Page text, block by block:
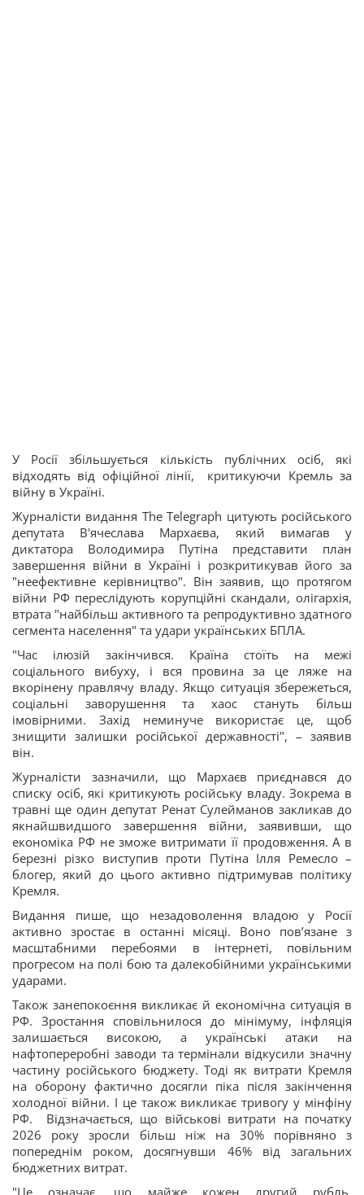
У Росії збільшується кількість публічних осіб, які
відходять від офіційної лінії, критикуючи Кремль за
війну в Україні.
Журналісти видання The Telegraph цитують російського
депутата В'ячеслава Мархаєва, який вимагав у
диктатора Володимира Путіна представити план
завершення війни в Україні і розкритикував його за
"неефективне керівництво". Він заявив, що протягом
війни РФ переслідують корупційні скандали, олігархія,
втрата "найбільш активного та репродуктивно здатного
сегмента населення" та удари українських БПЛА.
"Час ілюзій закінчився. Країна стоїть на межі
соціального вибуху, і вся провина за це ляже на
вкорінену правлячу владу. Якщо ситуація збережеться,
соціальні заворушення та хаос стануть більш
імовірними. Захід неминуче використає це, щоб
знищити залишки російської державності", – заявив
він.
Журналісти зазначили, що Мархаєв приєднався до
списку осіб, які критикують російську владу. Зокрема в
травні ще один депутат Ренат Сулейманов закликав до
якнайшвидшого завершення війни, заявивши, що
економіка РФ не зможе витримати її продовження. А в
березні різко виступив проти Путіна Ілля Ремесло –
блогер, який до цього активно підтримував політику
Кремля.
Видання пише, що незадоволення владою у Росії
активно зростає в останні місяці. Воно повʼязане з
масштабними перебоями в інтернеті, повільним
прогресом на полі бою та далекобійними українськими
ударами.
Також занепокоєння викликає й економічна ситуація в
РФ. Зростання сповільнилося до мінімуму, інфляція
залишається високою, а українські атаки на
нафтопереробні заводи та термінали відкусили значну
частину російського бюджету. Тоді як витрати Кремля
на оборону фактично досягли піка після закінчення
холодної війни. І це також викликає тривогу у мінфіну
РФ. Відзначається, що військові витрати на початку
2026 року зросли більш ніж на 30% порівняно з
попереднім роком, досягнувши 46% від загальних
бюджетних витрат.
"Це означає, що майже кожен другий рубль,